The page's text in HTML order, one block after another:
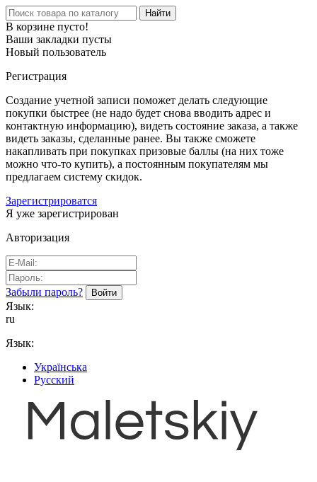
Найти
В корзине пусто!
Ваши закладки пусты
Новый пользователь
Регистрация
Создание учетной записи поможет делать следующие
покупки быстрее (не надо будет снова вводить адрес и
контактную информацию), видеть состояние заказа, а также
видеть заказы, сделанные ранее. Вы также сможете
накапливать при покупках призовые баллы (на них тоже
можно что-то купить), а постоянным покупателям мы
предлагаем систему скидок.
Зарегистрироватся
Я уже зарегистрирован
Авторизация
Забыли пароль?
Язык:
ru
Язык:
Українська
Русский